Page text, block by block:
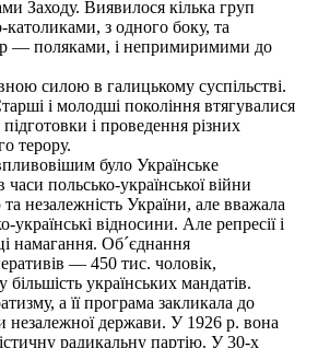
Заходу. Виявилося кілька груп
з одного боку, та
— поляками, і непримиримими до
силою в галицькому суспільстві.
і молодші покоління втягувалися
і проведення різних
терору.
було Українське
польсько-української війни
незалежність України, але вважала
відносини. Але репресії і
намагання. Об´єднання
— 450 тис. чоловік,
українських мандатів.
а її програма закликала до
незалежної держави. У 1926 р. вона
радикальну партію. У 30-х